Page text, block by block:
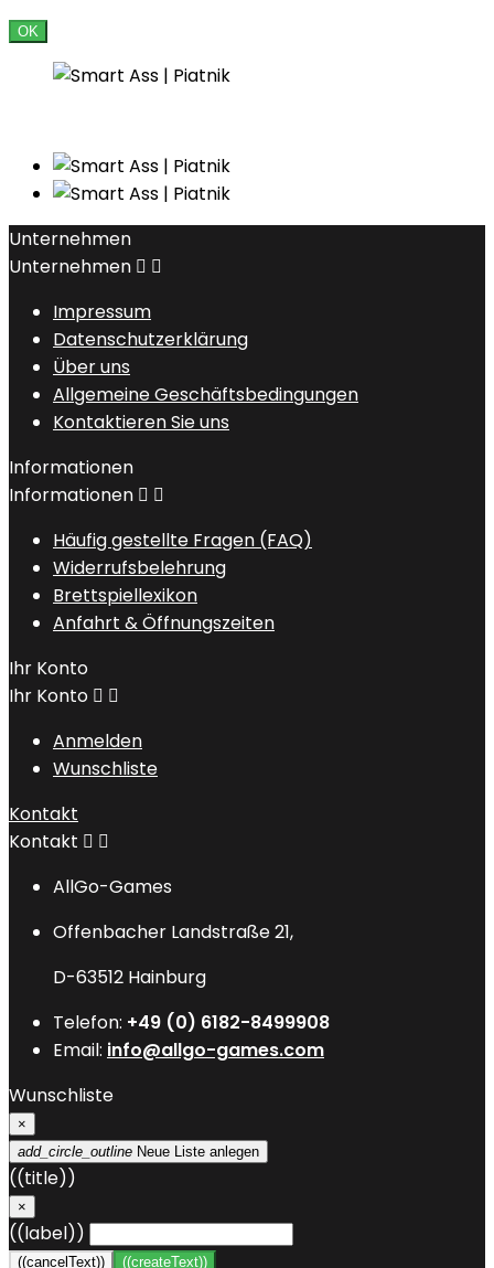
OK
Unternehmen
Unternehmen  
Impressum
Datenschutzerklärung
Über uns
Allgemeine Geschäftsbedingungen
Kontaktieren Sie uns
Informationen
Informationen  
Häufig gestellte Fragen (FAQ)
Widerrufsbelehrung
Brettspiellexikon
Anfahrt & Öffnungszeiten
Ihr Konto
Ihr Konto  
Anmelden
Wunschliste
Kontakt
Kontakt  
AllGo-Games
Offenbacher Landstraße 21,
D-63512 Hainburg
Telefon: +49 (0) 6182-8499908
Email: info@allgo-games.com
Wunschliste
×
add_circle_outline Neue Liste anlegen
((title))
×
((label))
((cancelText)) ((createText))